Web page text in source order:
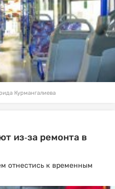
Курмангалиева
из-за ремонта в
отнестись к временным